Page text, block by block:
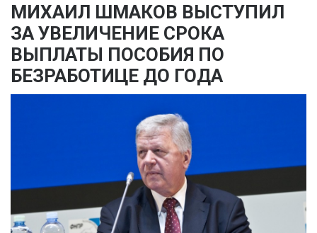
МИХАИЛ ШМАКОВ ВЫСТУПИЛ
ЗА УВЕЛИЧЕНИЕ СРОКА
ВЫПЛАТЫ ПОСОБИЯ ПО
БЕЗРАБОТИЦЕ ДО ГОДА